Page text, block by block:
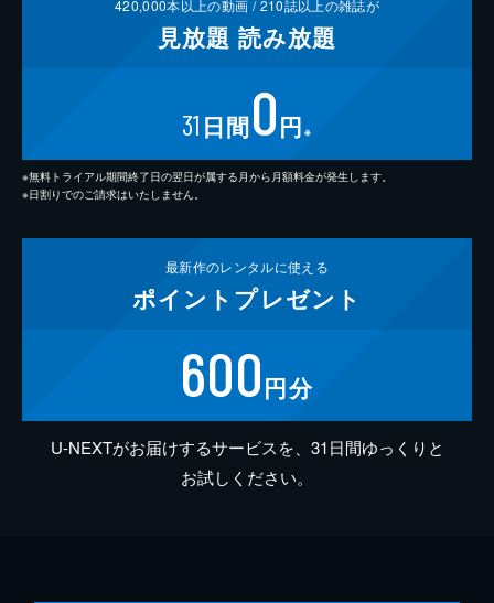
420,000本以上の動画 /210誌以上の雑誌が
見放題 読み放題
31 日間0円 ※
※無料トライアル期間終了日の翌日が属する月から月額料金が発生します。
※日割りでのご請求はいたしません。
最新作のレンタルに使える
ポイント プレゼント
600円分
U-NEXTがお届けするサービスを、31日間ゆっくりと
お試しください。